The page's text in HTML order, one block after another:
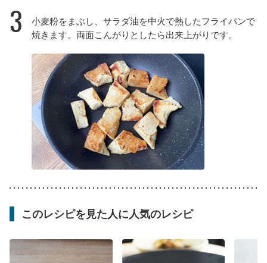
3
小麦粉をまぶし、サラダ油を中火で熱したフライパンで
焼きます。両面こんがりとしたら出来上がりです。
このレシピを見た人に人気のレシピ